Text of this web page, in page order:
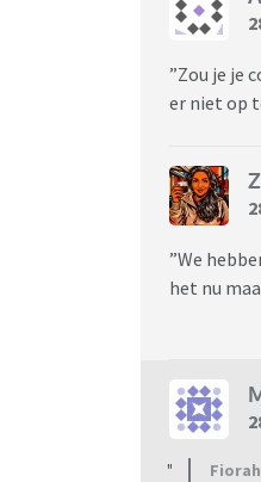
”Zou je je
er niet op
”We
het nu